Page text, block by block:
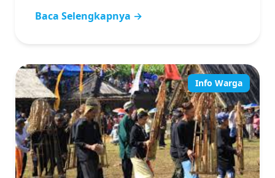
Baca Selengkapnya →
Info Warga